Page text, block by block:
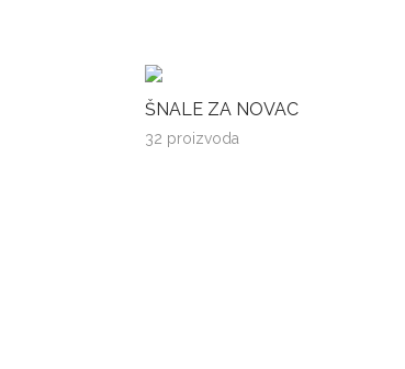
ŠNALE ZA NOVAC
32 proizvoda